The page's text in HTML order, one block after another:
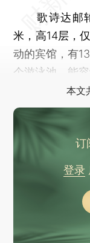
歌诗达邮轮
米，高14层，
动的宾馆，有
个游泳池，能
本文
订
登录